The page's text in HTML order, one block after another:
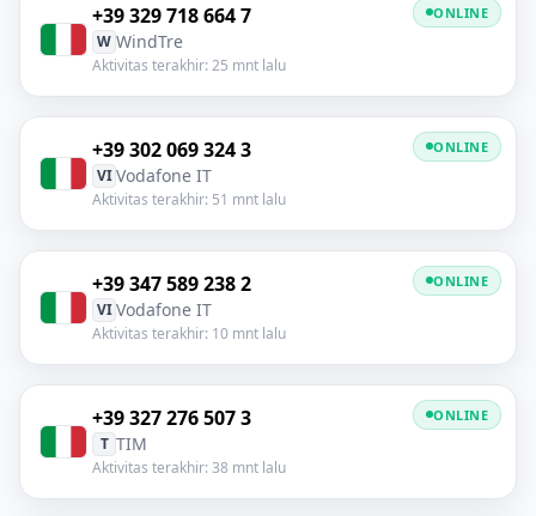
+39 329 718 664 7
W WindTre
Aktivitas terakhir: 25 mnt lalu
ONLINE
+39 302 069 324 3
VI Vodafone IT
Aktivitas terakhir: 51 mnt lalu
ONLINE
+39 347 589 238 2
VI Vodafone IT
Aktivitas terakhir: 10 mnt lalu
ONLINE
+39 327 276 507 3
T TIM
Aktivitas terakhir: 38 mnt lalu
ONLINE